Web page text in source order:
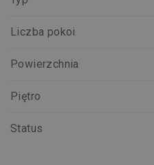
Liczba pokoi
Powierzchnia
Piętro
Status